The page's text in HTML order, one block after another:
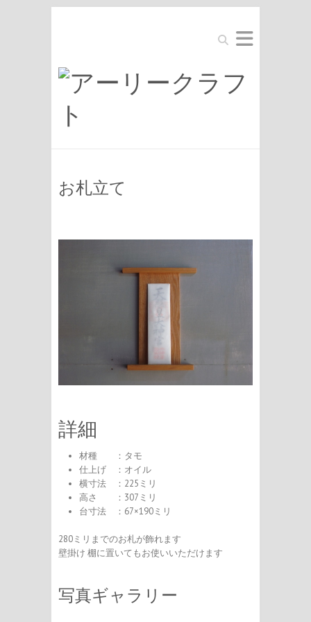
Search
お札立て
詳細
材種 ：タモ
仕上げ ：オイル
横寸法 ：225ミリ
高さ ：307ミリ
台寸法 ：67×190ミリ
280ミリまでのお札が飾れます
壁掛け 棚に置いてもお使いいただけます
写真ギャラリー